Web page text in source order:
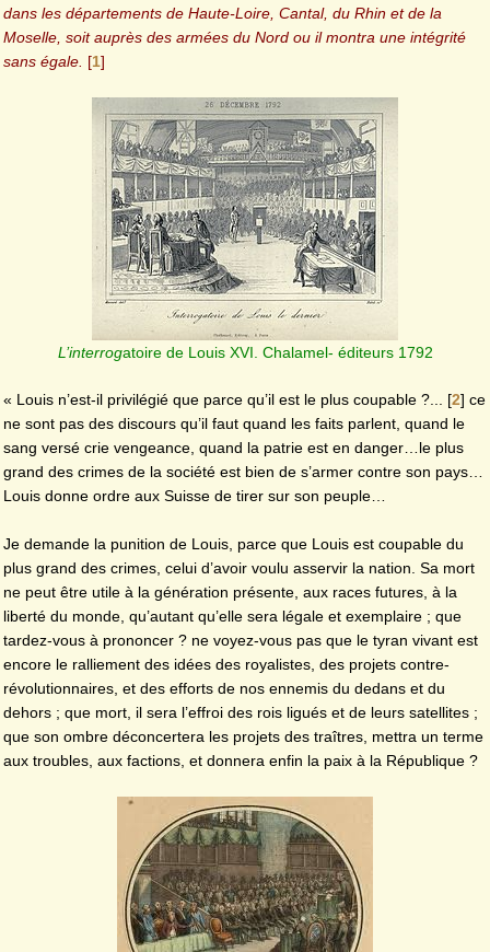
dans les départements de Haute-Loire, Cantal, du Rhin et de la
Moselle, soit auprès des armées du Nord ou il montra une intégrité
sans égale. [1]
L’interrogatoire de Louis XVI. Chalamel- éditeurs 1792
« Louis n’est-il privilégié que parce qu’il est le plus coupable ?... [2] ce
ne sont pas des discours qu’il faut quand les faits parlent, quand le
sang versé crie vengeance, quand la patrie est en danger…le plus
grand des crimes de la société est bien de s’armer contre son pays…
Louis donne ordre aux Suisse de tirer sur son peuple…
Je demande la punition de Louis, parce que Louis est coupable du
plus grand des crimes, celui d’avoir voulu asservir la nation. Sa mort
ne peut être utile à la génération présente, aux races futures, à la
liberté du monde, qu’autant qu’elle sera légale et exemplaire ; que
tardez-vous à prononcer ? ne voyez-vous pas que le tyran vivant est
encore le ralliement des idées des royalistes, des projets contre-
révolutionnaires, et des efforts de nos ennemis du dedans et du
dehors ; que mort, il sera l’effroi des rois ligués et de leurs satellites ;
que son ombre déconcertera les projets des traîtres, mettra un terme
aux troubles, aux factions, et donnera enfin la paix à la République ?